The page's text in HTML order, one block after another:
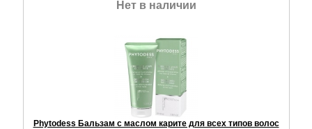
Нет в наличии
Phytodess Бальзам с маслом карите для всех типов волос